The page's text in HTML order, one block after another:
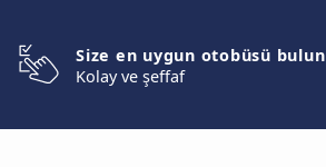
Size en uygun otobüsü bulun
Kolay ve şeffaf